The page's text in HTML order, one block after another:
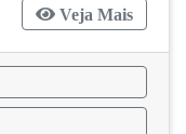
Veja Mais